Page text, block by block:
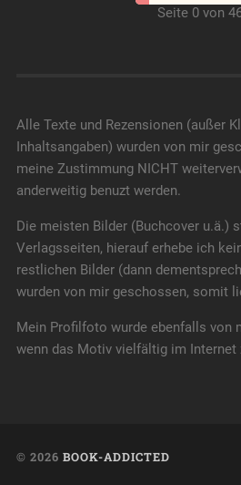
Seite 0 von
Alle Texte und Rezensionen (außer
Inhaltsangaben) wurden von mir
meine Zustimmung NICHT
anderweitig benuzt werden.
Die meisten Bilder (Buchcover u.ä.)
Verlagsseiten, hierauf erhebe ich
restlichen Bilder (dann
wurden von mir geschossen, somit
Mein Profilfoto wurde ebenfalls von
wenn das Motiv vielfältig im Internet
© 2026 BOOK-ADDICTED